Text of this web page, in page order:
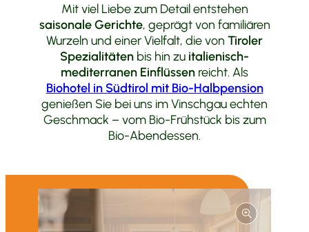
Mit viel Liebe zum Detail entstehen
saisonale Gerichte, geprägt von familiären
Wurzeln und einer Vielfalt, die von Tiroler
Spezialitäten bis hin zu italienisch-
mediterranen Einflüssen reicht. Als
Biohotel in Südtirol mit Bio-Halbpension
genießen Sie bei uns im Vinschgau echten
Geschmack – vom Bio-Frühstück bis zum
Bio-Abendessen.